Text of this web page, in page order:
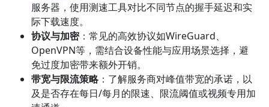
服务器，使用测速工具对比不同节点的握手延迟和实
际下载速度。
协议与加密：常见的高效协议如WireGuard、
OpenVPN等，需结合设备性能与应用场景选择，避
免过度加密带来额外开销。
带宽与限流策略：了解服务商对峰值带宽的承诺，以
及是否存在每日/每月的限速、限流阈值或视频专用加